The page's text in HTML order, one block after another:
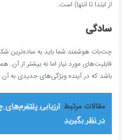
از ابتدا تا انتها) است.
سادگی
چت‌بات هوشمند شما باید به ساده‌ترین
قابلیت‌های مورد نیاز اما نه بیشتر از آن.
باشد که در آینده ویژگی‌های جدیدی به آن
مقالات مرتبط ارزیابی
در نظر بگیرید